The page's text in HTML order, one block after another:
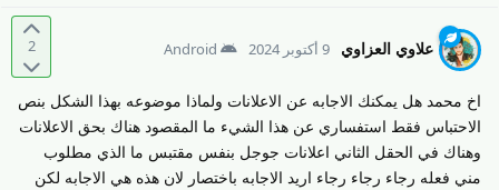
2 علاوي العزاوي 9 أكتوبر 2024 Android
اخ محمد هل يمكنك الاجابه عن الاعلانات ولماذا موضوعه بهذا الشكل بنص
الاحتباس فقط استفساري عن هذا الشيء ما المقصود هناك بحق الاعلانات
وهناك في الحقل الثاني اعلانات جوجل بنفس مقتبس ما الذي مطلوب
مني فعله رجاء رجاء رجاء اريد الاجابه باختصار لان هذه هي الاجابه لكن